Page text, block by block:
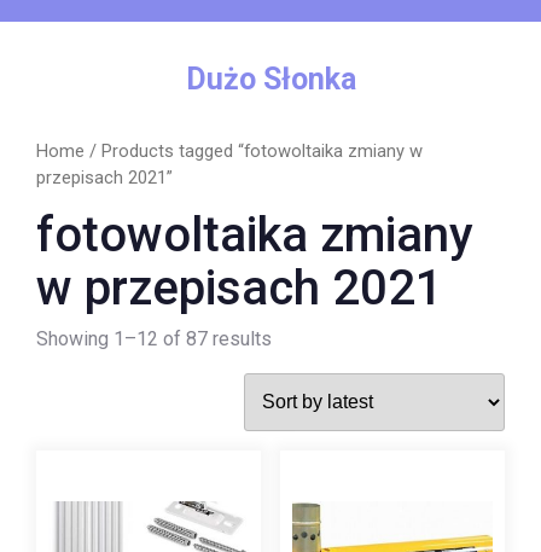
Dużo Słonka
Home / Products tagged “fotowoltaika zmiany w
przepisach 2021”
fotowoltaika zmiany
w przepisach 2021
Showing 1–12 of 87 results